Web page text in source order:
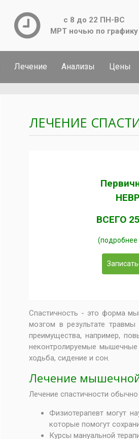
с 8 до 22 ПН-ВС
МРТ ночью по графику
Лечение Анализы Цены
ЛЕЧЕНИЕ
ВСЕГО
(подробнее
Спастичность - это форма
мозгом в результате
преимущества, например,
неконтролируемые мышечные
ходьба, сидение и сон.
Лечение мышечной
Лечение спастичности
Физиотерапевт могут
которые помогут
Курсы мануальной